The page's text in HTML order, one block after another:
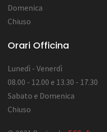
Domenica
Chiuso
Orari Officina
Lunedì - Venerdì
08.00 - 12.00 e 13.30 - 17.30
Sabato e Domenica
Chiuso